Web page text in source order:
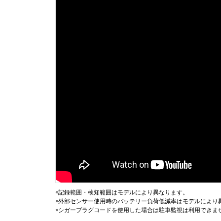
※記録範囲・検知範囲はモデルにより異なります。
※外部センサー使用時のバッテリー負荷低減率はモデルにより
※シガープラグコードを使用した場合は駐車監視は利用できま